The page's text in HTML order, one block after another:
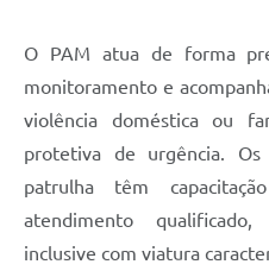
Serviços Online
O PAM atua de forma
monitoramento e
violência doméstica ou
protetiva de urgência.
patrulha têm
atendimento
inclusive com viatura